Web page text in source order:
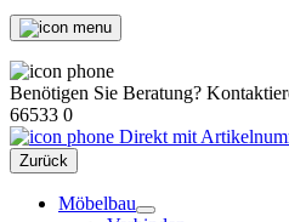
Benötigen Sie Beratung?
66533 0
Direkt mit
Zurück
Möbelbau